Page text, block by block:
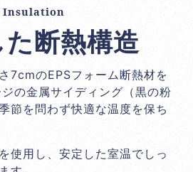
Insulation
断熱構造
7cmのEPSフォーム断熱材を
の金属サイディング（黒の粉
節を問わず快適な温度を保ち
使用し、安定した室温でしっ